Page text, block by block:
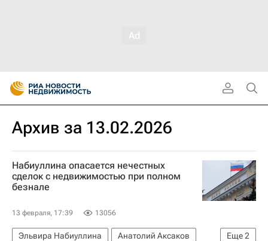
Архив за 13.02.2026
Набиуллина опасается нечестных
сделок с недвижимостью при полном
безнале
13 февраля, 17:39 13056
Еще2
Эльвира Набиуллина
Анатолий Аксаков